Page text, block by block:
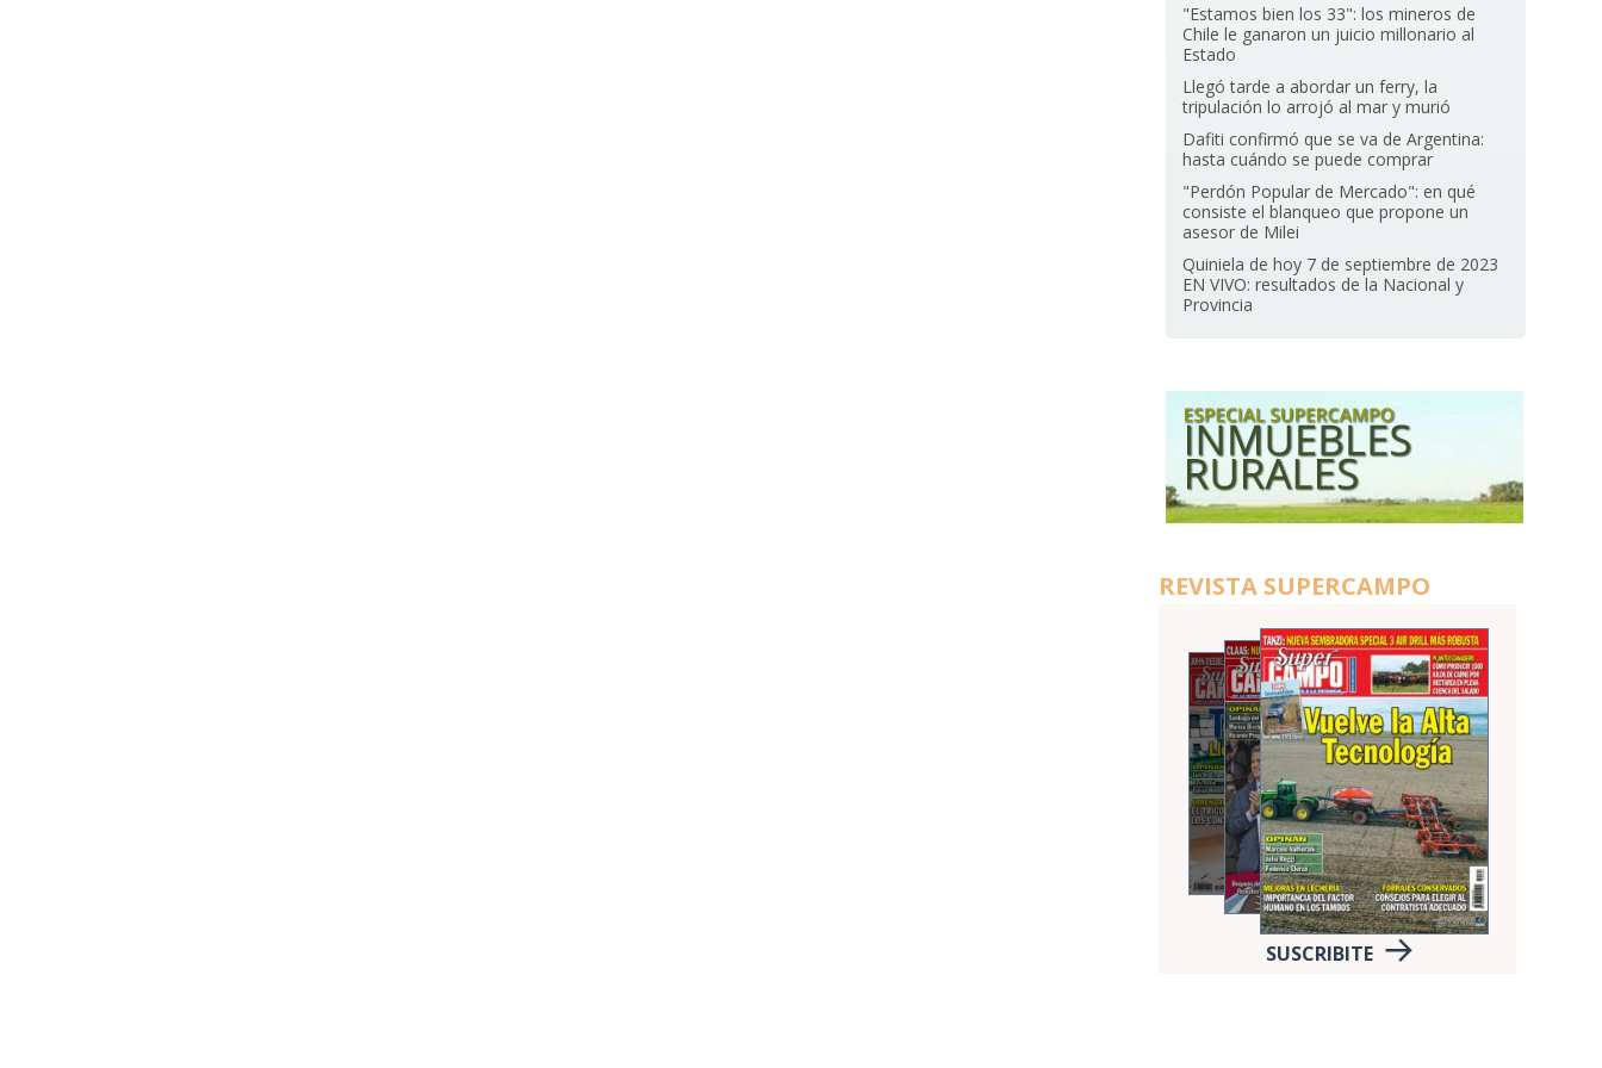
"Estamos bien los 33": los mineros de
Chile le ganaron un juicio millonario al
Estado
Llegó tarde a abordar un ferry, la
tripulación lo arrojó al mar y murió
Dafiti confirmó que se va de Argentina:
hasta cuándo se puede comprar
"Perdón Popular de Mercado": en qué
consiste el blanqueo que propone un
asesor de Milei
Quiniela de hoy 7 de septiembre de 2023
EN VIVO: resultados de la Nacional y
Provincia
REVISTA SUPERCAMPO
SUSCRIBITE